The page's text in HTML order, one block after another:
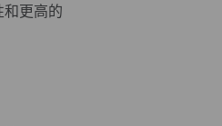
更高的